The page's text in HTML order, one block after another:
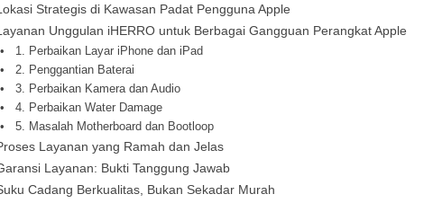
Strategis di Kawasan Padat Pengguna Apple
Unggulan iHERRO untuk Berbagai Gangguan Perangkat Apple
1. Perbaikan Layar iPhone dan iPad
2. Penggantian Baterai
3. Perbaikan Kamera dan Audio
4. Perbaikan Water Damage
5. Masalah Motherboard dan Bootloop
Layanan yang Ramah dan Jelas
Layanan: Bukti Tanggung Jawab
Cadang Berkualitas, Bukan Sekadar Murah